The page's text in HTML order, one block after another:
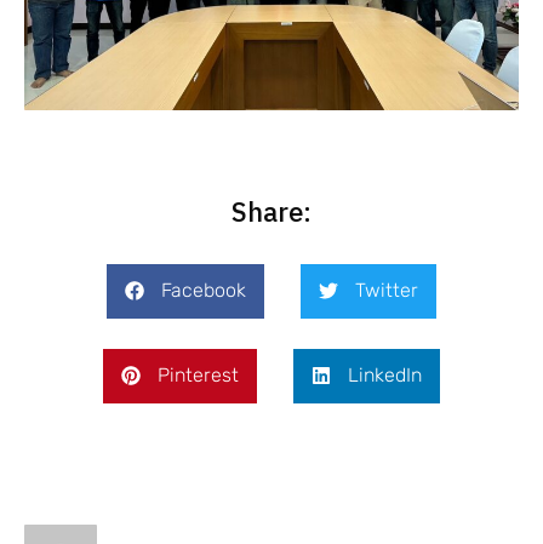
Share:
Facebook Twitter
Pinterest LinkedIn